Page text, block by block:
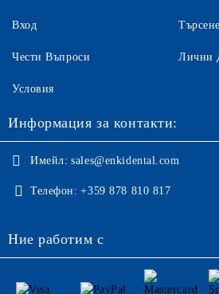
Вход
Чести Въпроси
Търсене
Лични
Условия
Информация за контакти:
Имейл: sales@enkidental.com
Телефон: +359 878 810 817
Ние работим с